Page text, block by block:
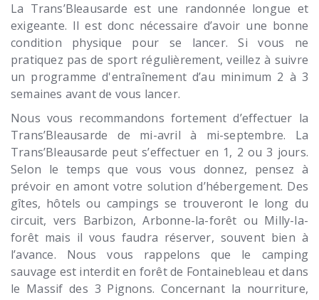
La Trans’Bleausarde est une randonnée longue et
exigeante. Il est donc nécessaire d’avoir une bonne
condition physique pour se lancer. Si vous ne
pratiquez pas de sport régulièrement, veillez à suivre
un programme d'entraînement d’au minimum 2 à 3
semaines avant de vous lancer.
Nous vous recommandons fortement d’effectuer la
Trans’Bleausarde de mi-avril à mi-septembre. La
Trans’Bleausarde peut s’effectuer en 1, 2 ou 3 jours.
Selon le temps que vous vous donnez, pensez à
prévoir en amont votre solution d’hébergement. Des
gîtes, hôtels ou campings se trouveront le long du
circuit, vers Barbizon, Arbonne-la-forêt ou Milly-la-
forêt mais il vous faudra réserver, souvent bien à
l’avance. Nous vous rappelons que le camping
sauvage est interdit en forêt de Fontainebleau et dans
le Massif des 3 Pignons. Concernant la nourriture,